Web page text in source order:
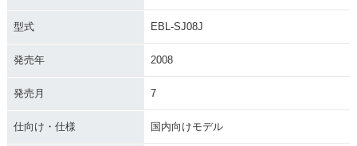
2007年 TMAX・カ
ラーチェンジ
2006年 TMAX SPE
型式 EBL-SJ08J
発売年 2008
発売月 7
仕向け・仕様 国内向けモデル